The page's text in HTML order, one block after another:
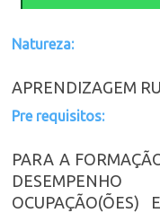
Natureza:
APRENDIZAGEM
Pre requisitos:
PARA A
OCUPAÇÃO(ÕES)